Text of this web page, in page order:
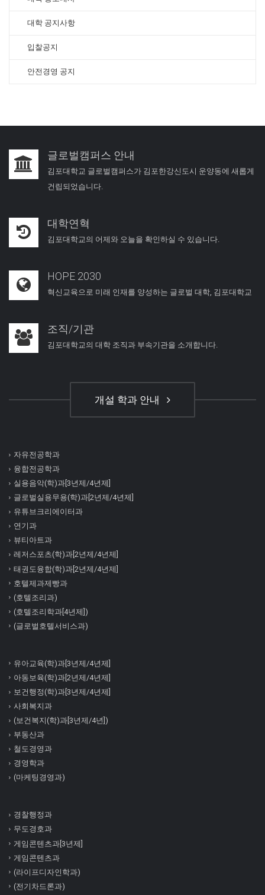
대학 공지사항
입찰공지
안전경영 공지
글로벌캠퍼스 안내
김포대학교 글로벌캠퍼스가 김포한강신도시 운양동에 새롭게
건립되었습니다.
대학연혁
김포대학교의 어제와 오늘을 확인하실 수 있습니다.
HOPE 2030
혁신교육으로 미래 인재를 양성하는 글로벌 대학, 김포대학교
조직/기관
김포대학교의 대학 조직과 부속기관을 소개합니다.
개설 학과 안내
자유전공학과
융합전공학과
실용음악(학)과[3년제/4년제]
글로벌실용무용(학)과[2년제/4년제]
유튜브크리에이터과
연기과
뷰티아트과
레저스포츠(학)과[2년제/4년제]
태권도융합(학)과[2년제/4년제]
호텔제과제빵과
(호텔조리과)
(호텔조리학과[4년제])
(글로벌호텔서비스과)
유아교육(학)과[3년제/4년제]
아동보육(학)과[2년제/4년제]
보건행정(학)과[3년제/4년제]
사회복지과
(보건복지(학)과[3년제/4년])
부동산과
철도경영과
경영학과
(마케팅경영과)
경찰행정과
무도경호과
게임콘텐츠과[3년제]
게임콘텐츠과
(라이프디자인학과)
(전기차드론과)